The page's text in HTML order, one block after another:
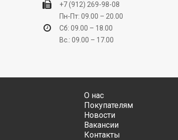
+7 (912) 269-98-08
Пн-Пт: 09.00 – 20.00
Сб: 09.00 – 18.00
Вс.: 09.00 – 17.00
О нас
Покупателям
Новости
Вакансии
Контакты